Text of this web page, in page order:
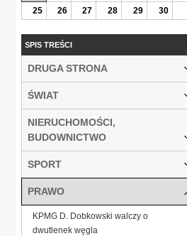
25
26 27 28 29 30
SPIS TREŚCI
DRUGA STRONA
ŚWIAT
NIERUCHOMOŚCI,
BUDOWNICTWO
SPORT
PRAWO
KPMG D. Dobkowski walczy o
dwutlenek węgla